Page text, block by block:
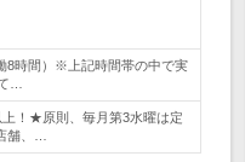
8時間）※上記時間帯の中で実
…
！★原則、毎月第3水曜は定
舗、…